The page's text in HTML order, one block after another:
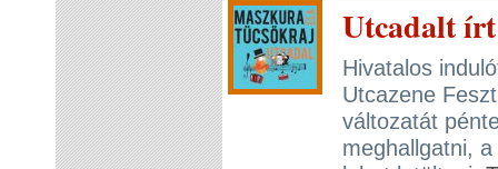
Utcadalt
Hivatalos
Utcazene
változatát
meghallgatni,